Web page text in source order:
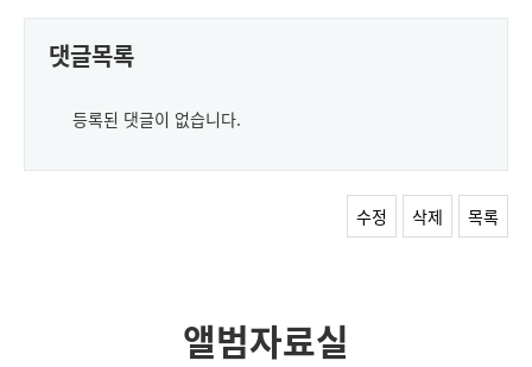
댓글목록
등록된 댓글이 없습니다.
수정 삭제 목록
앨범자료실